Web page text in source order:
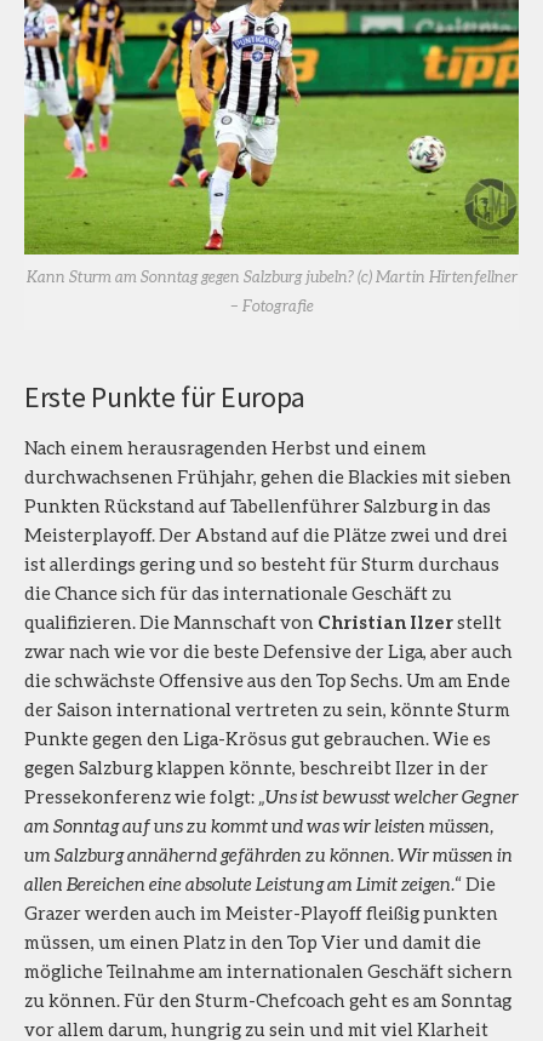
Kann Sturm am Sonntag gegen Salzburg jubeln? (c) Martin Hirtenfellner
– Fotografie
Erste Punkte für Europa
Nach einem herausragenden Herbst und einem
durchwachsenen Frühjahr, gehen die Blackies mit sieben
Punkten Rückstand auf Tabellenführer Salzburg in das
Meisterplayoff. Der Abstand auf die Plätze zwei und drei
ist allerdings gering und so besteht für Sturm durchaus
die Chance sich für das internationale Geschäft zu
qualifizieren. Die Mannschaft von Christian Ilzerstellt
zwar nach wie vor die beste Defensive der Liga, aber auch
die schwächste Offensive aus den Top Sechs. Um am Ende
der Saison international vertreten zu sein, könnte Sturm
Punkte gegen den Liga-Krösus gut gebrauchen. Wie es
gegen Salzburg klappen könnte, beschreibt Ilzer in der
Pressekonferenz wie folgt: „Uns ist bewusst welcher Gegner
am Sonntag auf uns zu kommt und was wir leisten müssen,
um Salzburg annähernd gefährden zu können. Wir müssen in
allen Bereichen eine absolute Leistung am Limit zeigen.“ Die
Grazer werden auch im Meister-Playoff fleißig punkten
müssen, um einen Platz in den Top Vier und damit die
mögliche Teilnahme am internationalen Geschäft sichern
zu können. Für den Sturm-Chefcoach geht es am Sonntag
vor allem darum, hungrig zu sein und mit viel Klarheit